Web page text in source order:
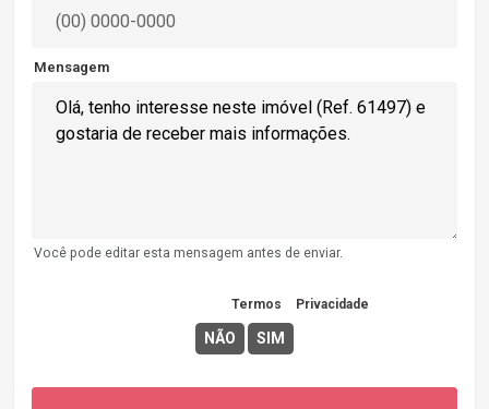
Mensagem
Você pode editar esta mensagem antes de enviar.
Termos Privacidade